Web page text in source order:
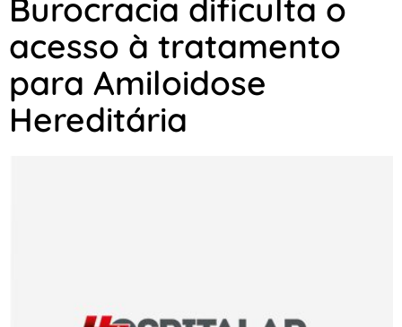
Burocracia dificulta o
acesso à tratamento
para Amiloidose
Hereditária